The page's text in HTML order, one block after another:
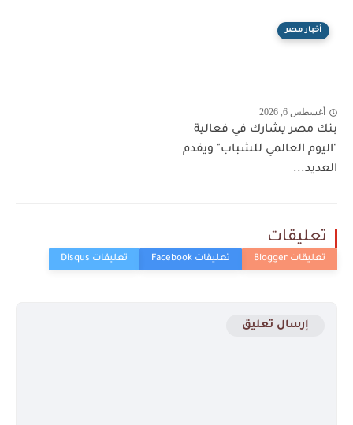
أخبار مصر
أغسطس 6, 2026
بنك مصر يشارك في فعالية
"اليوم العالمي للشباب" ويقدم
العديد...
تعليقات
إرسال تعليق